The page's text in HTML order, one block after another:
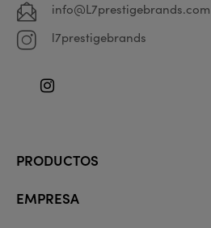
info@L7prestigebrands.com
l7prestigebrands
Instagram
PRODUCTOS
EMPRESA